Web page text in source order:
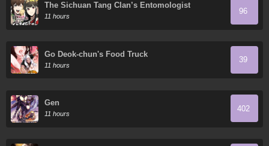
The Sichuan Tang Clan’s Entomologist
11 hours
96
Go Deok-chun's Food Truck
11 hours
39
Gen
11 hours
402